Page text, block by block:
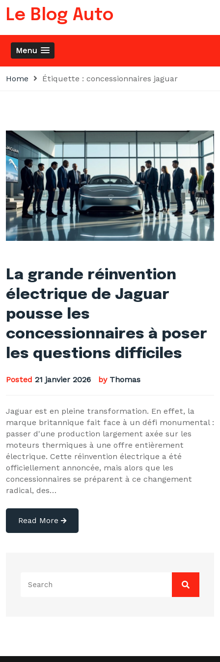
Skip
Le Blog Auto
Menu
Home Étiquette : concessionnaires jaguar
La grande réinvention
électrique de Jaguar
pousse les
concessionnaires à poser
les questions difficiles
Posted 21 janvier 2026 by Thomas
Jaguar est en pleine transformation. En effet, la
marque britannique fait face à un défi monumental :
passer d'une production largement axée sur les
moteurs thermiques à une offre entièrement
électrique. Cette réinvention électrique a été
officiellement annoncée, mais alors que les
concessionnaires se préparent à ce changement
radical, des…
Read More
for: